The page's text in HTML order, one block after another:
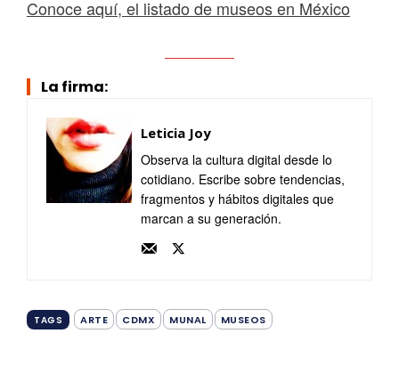
Conoce aquí, el listado de museos en México
La firma:
Leticia Joy
Observa la cultura digital desde lo
cotidiano. Escribe sobre tendencias,
fragmentos y hábitos digitales que
marcan a su generación.
TAGS ARTE CDMX MUNAL MUSEOS